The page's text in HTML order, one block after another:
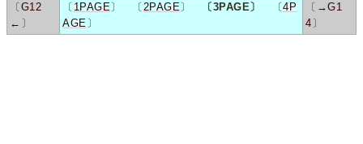
〔 G12
← 〕
〔 1PAGE〕 〔 2PAGE〕 〔3PAGE〕 〔4P
AGE 〕
〔 →G1
4 〕